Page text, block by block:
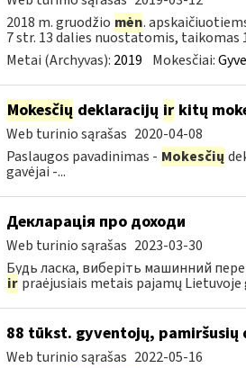
2018 m. gruodžio mėn.
7 str. 13 dalies nuostatomis, taikomas
Metai (Archyvas): 2019 Mokesčiai:
Mokesčių deklaracijų irkitų
Web turinio sąrašas 2020-04-08
Paslaugos pavadinimas - Mokesčių
gavėjai -...
Декларація про доходи
Web turinio sąrašas 2023-03-30
Будь ласка, виберіть машинний
ir praėjusiais metais pajamų Lietuvoje
88 tūkst. gyventojų, pamiršusių
Web turinio sąrašas 2022-05-16